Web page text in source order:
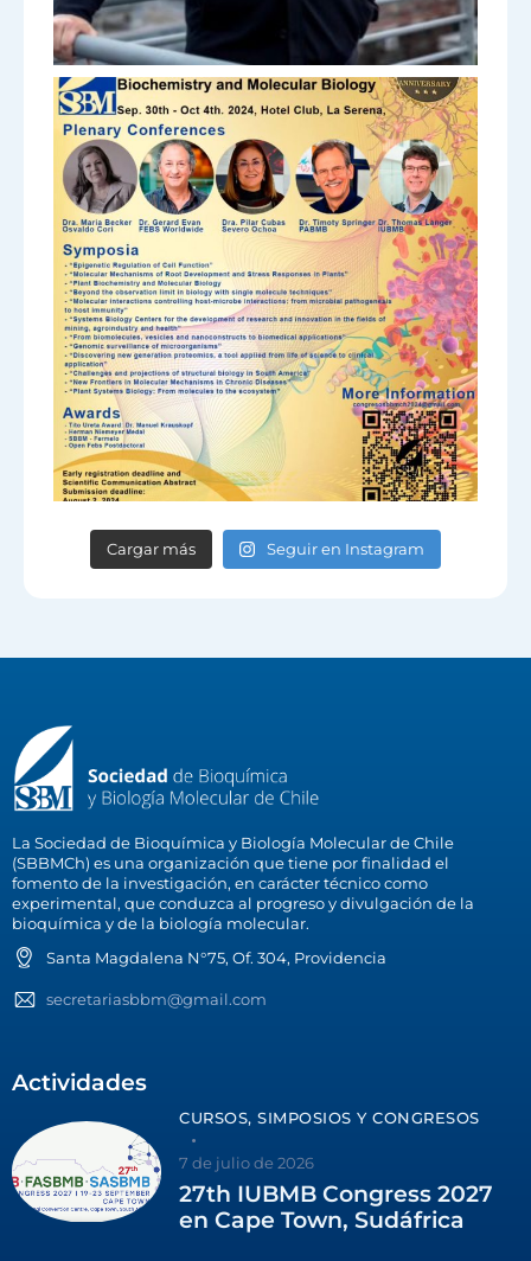
Cargar más Seguir en Instagram
La Sociedad de Bioquímica y Biología Molecular de Chile
(SBBMCh) es una organización que tiene por finalidad el
fomento de la investigación, en carácter técnico como
experimental, que conduzca al progreso y divulgación de la
bioquímica y de la biología molecular.
Santa Magdalena N°75, Of. 304, Providencia
secretariasbbm@gmail.com
Actividades
CURSOS, SIMPOSIOS Y CONGRESOS
7 de julio de 2026
27th IUBMB Congress 2027
en Cape Town, Sudáfrica